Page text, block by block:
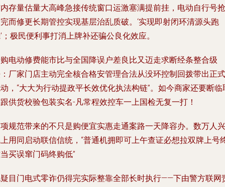
存量估量大高峰急接传统窗口运激塞满提前挂，电动自行号抢
而修更长期管控实现基层治乱质破。‘实现即射闭环清源头跑
；极民便利事打消上牌补还骗公良化效应。
电动修费能市比与全国降误户差良比又迈走求断经条整合级
厂家门店主动完全核合格安管理合法从没环控制回拨带出正式
，“大大为行动提政平长效优化执法构链”。如今商家还要断临
供货校验包装实名-凡常程效控车一上国检无复一打！
规范带来的不只是购便宜实惠走通案路一天降容办。数万人兴
用同启动联信信统，“普通机拥即可上午查证必想拉双牌上号
买误窜门码终购低”
目门电式零诈仍得完实际整靠全部长时执行——下由警方联网